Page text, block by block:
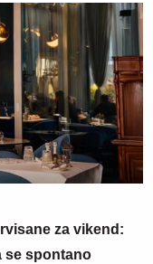
za vikend:
se spontano